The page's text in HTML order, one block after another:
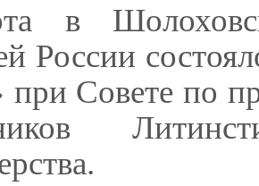
в
России
при Совете по